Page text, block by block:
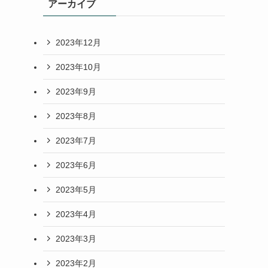
アーカイブ
2023年12月
2023年10月
2023年9月
2023年8月
2023年7月
2023年6月
2023年5月
2023年4月
2023年3月
2023年2月